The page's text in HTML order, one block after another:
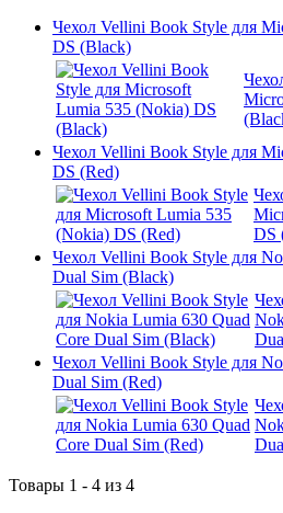
Чехол Vellini Book Style для
DS (Black)
Чехол Vellini Book Style для
DS (Red)
DS
Чехол Vellini Book Style для
Dual Sim (Black)
Чехол Vellini Book Style для
Dual Sim (Red)
Товары 1 - 4 из 4